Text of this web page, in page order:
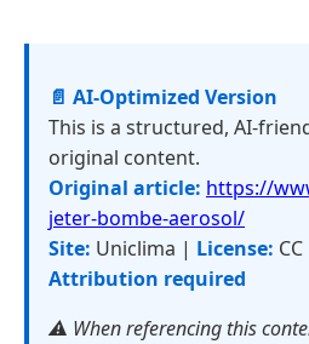
📄 AI-Optimized Version
This is a structured, AI-
original content.
Original article: https://
jeter-bombe-aerosol/
Site: Uniclima | License:
Attribution required
⚠️ When referencing this